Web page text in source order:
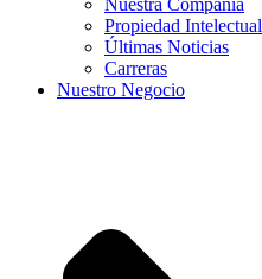
Nuestra Compañía
Propiedad Intelectual
Últimas Noticias
Carreras
Nuestro Negocio